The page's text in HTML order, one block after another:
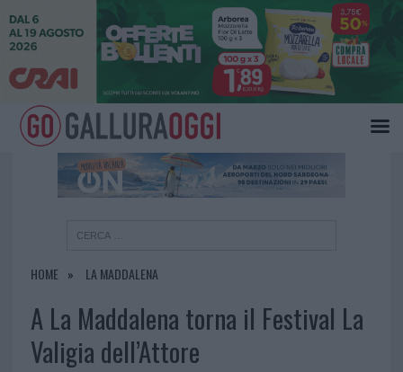
HOME LA MADDALENA
A La Maddalena torna il Festival La
Valigia dell’Attore
×